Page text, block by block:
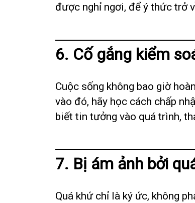
được nghỉ ngơi, để ý thức trở
6. Cố gắng kiểm
Cuộc sống không bao giờ
vào đó, hãy học cách chấp
biết tin tưởng vào quá trình,
7. Bị ám ảnh bởi
Quá khứ chỉ là ký ức, không